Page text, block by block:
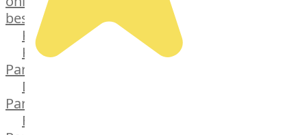
bestellen
Karriere
Kochschul-
Partner
Depot-
Partner
Frischetheken-